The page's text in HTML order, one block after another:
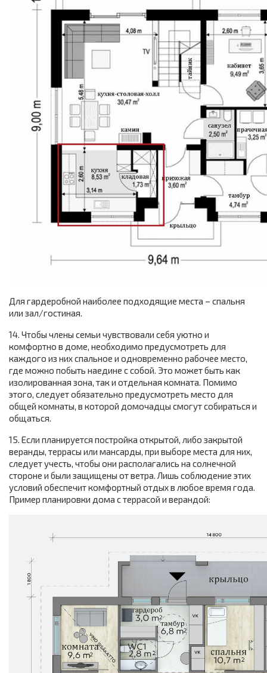
Для гардеробной наиболее подходящие места – спальня
или зал/гостиная.
14. Чтобы члены семьи чувствовали себя уютно и
комфортно в доме, необходимо предусмотреть для
каждого из них спальное и одновременно рабочее место,
где можно побыть наедине с собой. Это может быть как
изолированная зона, так и отдельная комната. Помимо
этого, следует обязательно предусмотреть место для
общей комнаты, в которой домочадцы смогут собираться и
общаться.
15. Если планируется постройка открытой, либо закрытой
веранды, террасы или мансарды, при выборе места для них,
следует учесть, чтобы они располагались на солнечной
стороне и были защищены от ветра. Лишь соблюдение этих
условий обеспечит комфортный отдых в любое время года.
Пример планировки дома с террасой и верандой: